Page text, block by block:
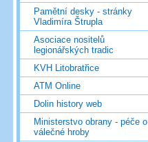
Pamětní desky - stránky
Vladimíra Štrupla
Asociace nositelů
legionářských tradic
KVH Litobratřice
ATM Online
Dolin history web
Ministerstvo obrany - péče o
válečné hroby